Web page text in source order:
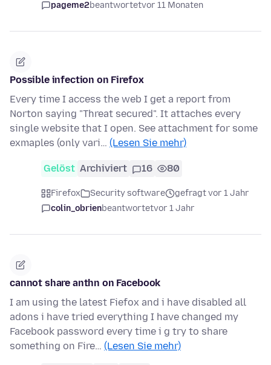
pageme2beantwortetvor 11 Monaten
Possible infection on Firefox
Every time I access the web I get a report from
Norton saying "Threat secured". It attaches every
single website that I open. See attachment for some
exmaples (only vari… (Lesen Sie mehr)
Gelöst Archiviert 16 80
Firefox Security software
gefragt vor 1 Jahr
colin_obrienbeantwortetvor 1 Jahr
cannot share anthn on Facebook
I am using the latest Fiefox and i have disabled all
adons i have tried everything I have changed my
Facebook password every time i g try to share
something on Fire… (Lesen Sie mehr)